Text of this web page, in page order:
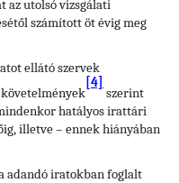
az utolsó vizsgálati
számított öt évig meg
ellátó szervek
[4]
szerint
hatályos irattári
illetve – ennek hiányában
adandó iratokban foglalt